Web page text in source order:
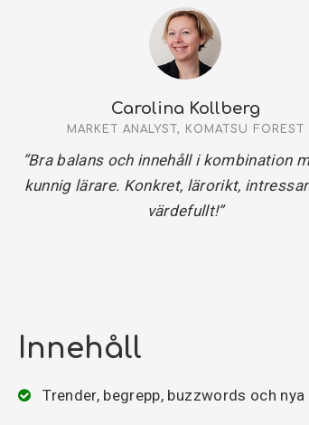
Carolina Kollberg
MARKET ANALYST, KOMATSU FOREST
”Bra balans och innehåll i kombination
kunnig lärare. Konkret, lärorikt,
värdefullt!”
Innehåll
Trender, begrepp, buzzwords och